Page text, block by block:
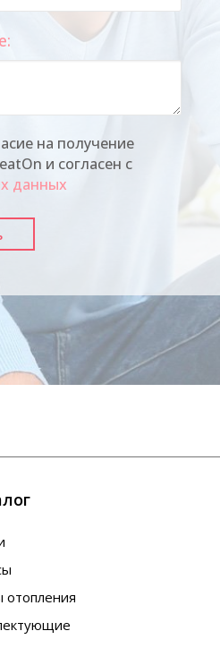
на получение
и согласен с
данных
отопления